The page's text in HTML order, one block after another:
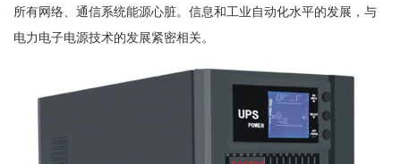
所有网络、通信系统能源心脏。信息和工业自动化水平的发展，与
电力电子电源技术的发展紧密相关。